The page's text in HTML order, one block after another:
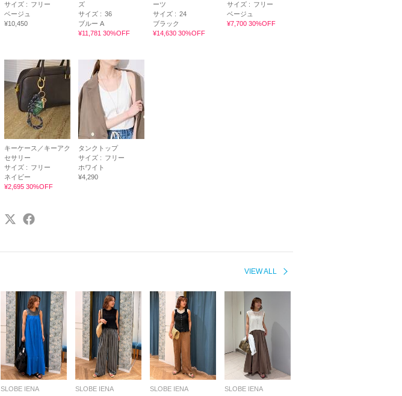
サイズ : フリー
ベージュ
¥10,450
ズ
サイズ : 36
ブルー A
¥11,781 30%OFF
ーツ
サイズ : 24
ブラック
¥14,630 30%OFF
サイズ : フリー
ベージュ
¥7,700 30%OFF
キーケース／キーアク
セサリー
サイズ : フリー
ネイビー
¥2,695 30%OFF
タンクトップ
サイズ : フリー
ホワイト
¥4,290
VIEW ALL
SLOBE IENA
SLOBE IENA
SLOBE IENA
SLOBE IENA